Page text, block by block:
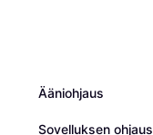
Ääniohjaus
Sovelluksen ohjaus